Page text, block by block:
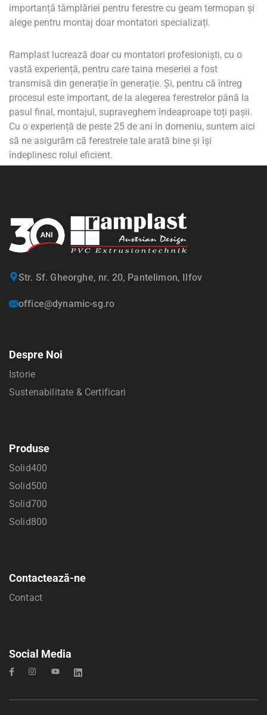
importanță tâmplăriei pentru ferestre cu geam termopan și
alege pentru montaj doar montatori specializați.
Ramplast lucrează doar cu montatori profesioniști, cu o
vastă experiență, pentru care taina meseriei a fost
transmisă din generație în generație. Și, pentru că întreg
procesul este important, de la alegerea ferestrelor până la
pasul final, montajul, supraveghem îndeaproape toți pașii.
Cu o experiență de peste 25 de ani în domeniu, suntem aici
să ne asigurăm că ferestrele tale arată bine și își
îndeplinesc rolul eficient.
Str. Sf. Gheorghe, nr. 20, Pantelimon, Ilfov
office@dynamic-sg.ro
Despre Noi
Istorie
Sustenabilitate & Certificari
Produse
Solid400
Solid500
Solid700
Solid800
Contactează-ne
Contact
Social Media